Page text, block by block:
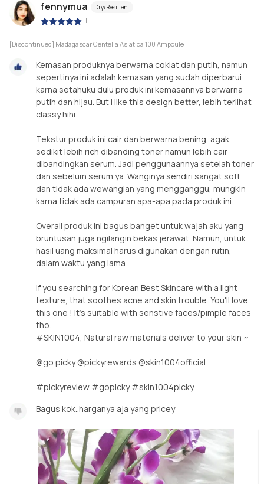
fennymua Dry/Resilient
|
[Discontinued] Madagascar Centella Asiatica 100 Ampoule
Kemasan produknya berwarna coklat dan putih, namun
sepertinya ini adalah kemasan yang sudah diperbarui
karna setahuku dulu produk ini kemasannya berwarna
putih dan hijau. But I like this design better, lebih terlihat
classy hihi.
Tekstur produk ini cair dan berwarna bening, agak
sedikit lebih rich dibanding toner namun lebih cair
dibandingkan serum. Jadi penggunaannya setelah toner
dan sebelum serum ya. Wanginya sendiri sangat soft
dan tidak ada wewangian yang mengganggu, mungkin
karna tidak ada campuran apa-apa pada produk ini.
Overall produk ini bagus banget untuk wajah aku yang
bruntusan juga ngilangin bekas jerawat. Namun, untuk
hasil uang maksimal harus digunakan dengan rutin,
dalam waktu yang lama.
If you searching for Korean Best Skincare with a light
texture, that soothes acne and skin trouble. You'll love
this one ! It's suitable with senstive faces/pimple faces
tho.
#SKIN1004, Natural raw materials deliver to your skin ~
@go.picky @pickyrewards @skin1004official
#pickyreview #gopicky #skin1004picky
Bagus kok..harganya aja yang pricey